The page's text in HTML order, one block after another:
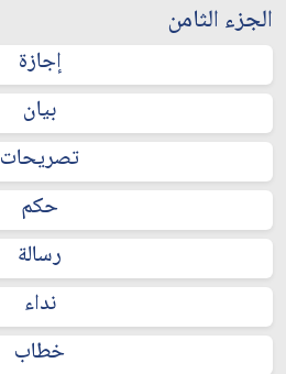
الجزء الثامن
إجازة
بيان
تصريحات
حكم
رسالة
نداء
خطاب